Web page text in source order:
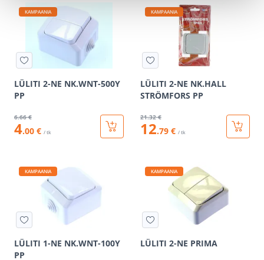
KAMPAANIA
LÜLITI 2-NE NK.WNT-500Y
PP
6.66 €
4.00 € / tk
KAMPAANIA
LÜLITI 2-NE NK.HALL
STRÖMFORS PP
21.32 €
12.79 € / tk
KAMPAANIA
LÜLITI 1-NE NK.WNT-100Y
PP
KAMPAANIA
LÜLITI 2-NE PRIMA